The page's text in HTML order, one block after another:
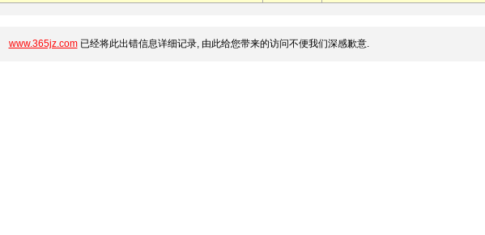
www.365jz.com已经将此出错信息详细记录, 由此给您带来的访问不便我们深感歉意.